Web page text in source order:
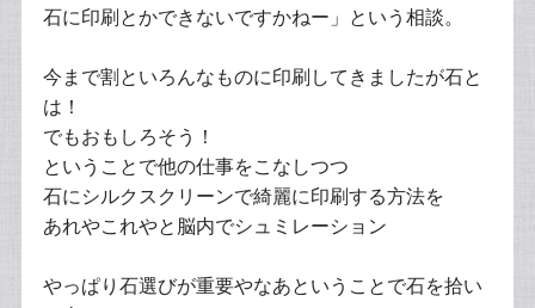
石に印刷とかできないですかねー」という相談。
今まで割といろんなものに印刷してきましたが石と
は！
でもおもしろそう！
ということで他の仕事をこなしつつ
石にシルクスクリーンで綺麗に印刷する方法を
あれやこれやと脳内でシュミレーション
やっぱり石選びが重要やなあということで石を拾い